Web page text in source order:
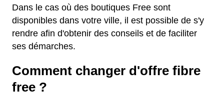
Dans le cas où des boutiques Free sont
disponibles dans votre ville, il est possible de s'y
rendre afin d'obtenir des conseils et de faciliter
ses démarches.
Comment changer d'offre fibre
free ?